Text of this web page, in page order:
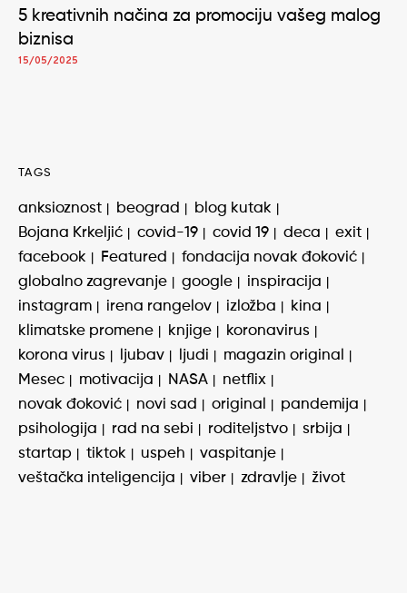
5 kreativnih načina za promociju vašeg malog
biznisa
15/05/2025
TAGS
anksioznost beograd
blog kutak
Bojana Krkeljić
covid-19 covid 19 deca
exit
facebook
Featured
fondacija novak đoković
globalno zagrevanje
google
inspiracija
instagram
irena rangelov izložba
kina
klimatske promene
knjige
koronavirus
korona virus
ljubav ljudi
magazin original
Mesec
motivacija NASA
netflix
novak đoković
novi sad original
pandemija
psihologija
rad na sebi roditeljstvo
srbija
startap
tiktok uspeh
vaspitanje
veštačka inteligencija
viber zdravlje život